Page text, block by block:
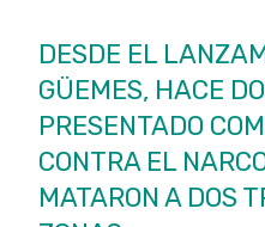
DESDE EL
GÜEMES, HACE
PRESENTADO
CONTRA EL
MATARON A DOS